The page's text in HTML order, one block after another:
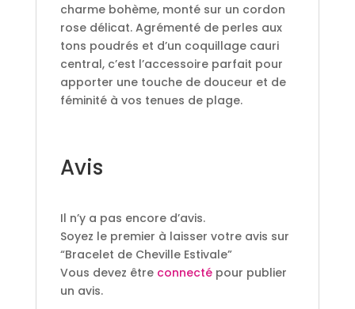
charme bohème, monté sur un cordon
rose délicat. Agrémenté de perles aux
tons poudrés et d’un coquillage cauri
central, c’est l’accessoire parfait pour
apporter une touche de douceur et de
féminité à vos tenues de plage.
Avis
Il n’y a pas encore d’avis.
Soyez le premier à laisser votre avis sur
“Bracelet de Cheville Estivale”
Vous devez être connectépour publier
un avis.